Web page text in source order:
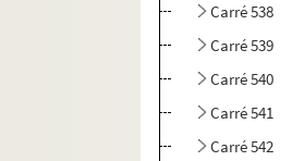
Carré 538
Carré 539
Carré 540
Carré 541
Carré 542